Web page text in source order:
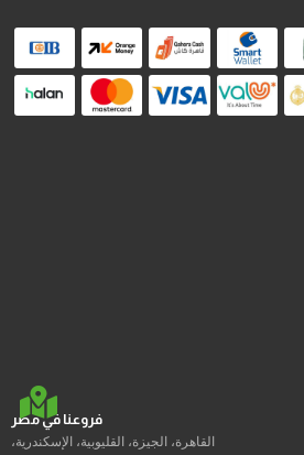
فروعنا في مصر
القاهرة، الجيزة، القليوبية، الإسكندرية،